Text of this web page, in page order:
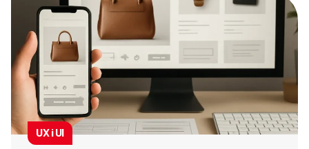
UX i UI